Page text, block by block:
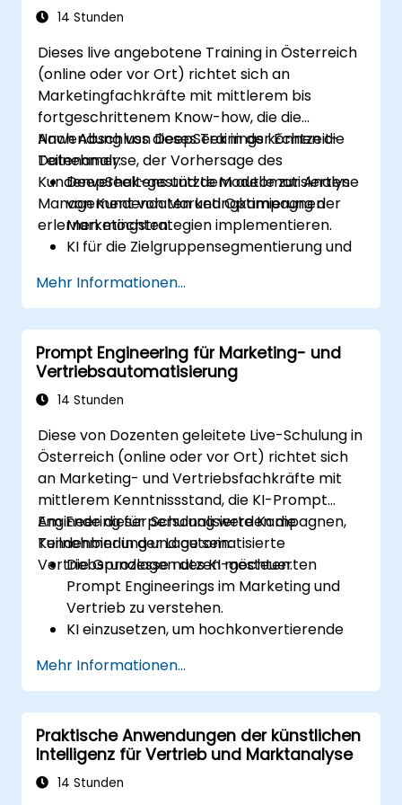
analysieren und zu optimieren, um die
14 Stunden
Dieses live angebotene Training in Österreich
(online oder vor Ort) richtet sich an
Marketingfachkräfte mit mittlerem bis
fortgeschrittenem Know-how, die die
Anwendung von DeepSeek in der Echtzeit-
Datenanalyse, der Vorhersage des
Kundenverhaltens und dem automatisierten
Management von Marketingkampagnen
erlernen möchten.
Nach Abschluss dieses Trainings können die
Teilnehmer:
DeepSeek-gestützte Modelle zur Analyse
von Kundendaten und Optimierung der
Marketingstrategien implementieren.
KI für die Zielgruppensegmentierung und
DeepSeek mit Marketing-Automation-
Tools für das Kampagnenmanagement
integrieren.
Prädiktive Analytik anwenden, um
Kundenverhalten vorherzusagen und die
Targeting-Bemühungen zu verbessern.
Mehr Informationen...
Prompt Engineering für Marketing- und
Vertriebsautomatisierung
14 Stunden
Diese von Dozenten geleitete Live-Schulung in
Österreich (online oder vor Ort) richtet sich
an Marketing- und Vertriebsfachkräfte mit
mittlerem Kenntnissstand, die KI-Prompt
Engineering für personalisierte Kampagnen,
Kundenbindung und automatisierte
Vertriebsprozesse nutzen möchten.
Am Ende dieser Schulung werden die
Teilnehmer in der Lage sein:
Die Grundlagen des KI-gesteuerten
Prompt Engineerings im Marketing und
Vertrieb zu verstehen.
KI einzusetzen, um hochkonvertierende
zu generieren.
Die Kundenbindung durch KI-generierte
Antworten zu automatisieren.
KI für datenbasierte Vertriebsanalysen
und Prognosen zu nutzen.
KI-Tools in Marketing- und
Mehr Informationen...
Praktische Anwendungen der künstlichen
Intelligenz für Vertrieb und Marktanalyse
14 Stunden